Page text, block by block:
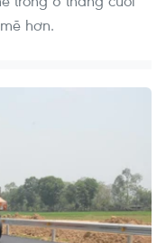
hơn.